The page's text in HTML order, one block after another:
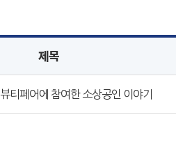
제목
티페어에 참여한 소상공인 이야기